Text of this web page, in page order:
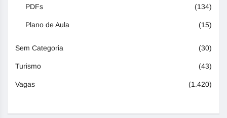
PDFs (134)
Plano de Aula (15)
Sem Categoria (30)
Turismo (43)
Vagas (1.420)